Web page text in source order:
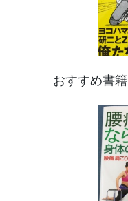
おすすめ書籍